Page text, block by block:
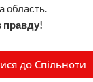
область.
правду!
до Спільноти